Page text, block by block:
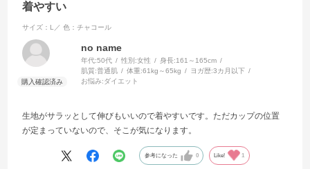
着やすい
サイズ：L／ 色：チャコール
no name
年代:50代 性別:女性 身長:161～165cm
肌質:普通肌 体重:61kg～65kg ヨガ歴:3カ月以下
お悩み:ダイエット
生地がサラッとして伸びもいいので着やすいです。ただカップの位置
が定まっていないので、そこが気になります。
参考になった 0 Like! 1